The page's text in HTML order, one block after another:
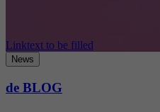
Linktext to be filled
News
de BLOG